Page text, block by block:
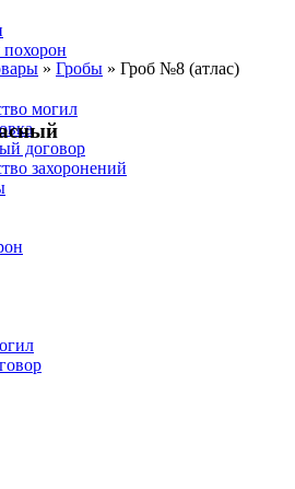
могил
договор
захоронений
» Гробы » Гроб №8 (атлас)